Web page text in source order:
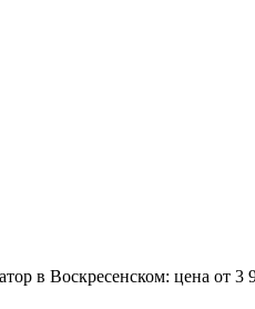
в Воскресенском: цена